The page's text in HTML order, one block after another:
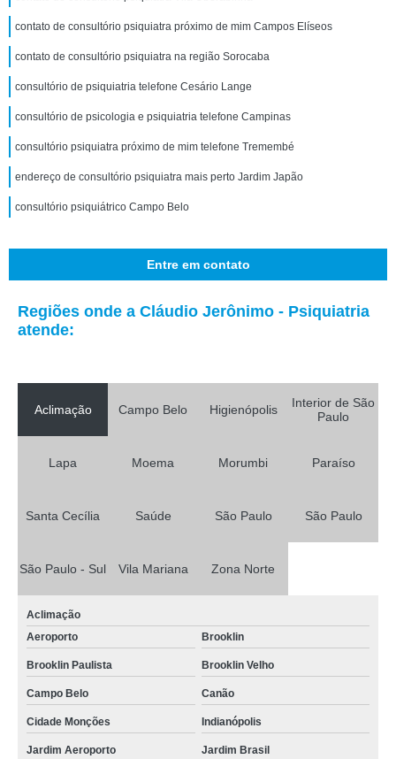
contato de consultório psiquiatra próximo de mim Campos Elíseos
contato de consultório psiquiatra na região Sorocaba
consultório de psiquiatria telefone Cesário Lange
consultório de psicologia e psiquiatria telefone Campinas
consultório psiquiatra próximo de mim telefone Tremembé
endereço de consultório psiquiatra mais perto Jardim Japão
consultório psiquiátrico Campo Belo
Entre em contato
Regiões onde a Cláudio Jerônimo - Psiquiatria
atende:
Aclimação Campo Belo Higienópolis
Interior de São
Paulo
Lapa Moema Morumbi Paraíso
Santa Cecília Saúde São Paulo São Paulo
São Paulo - Sul Vila Mariana Zona Norte
Aclimação
Aeroporto
Brooklin
Brooklin Paulista Brooklin Velho
Campo Belo Canão
Cidade Monções Indianópolis
Jardim Aeroporto Jardim Brasil